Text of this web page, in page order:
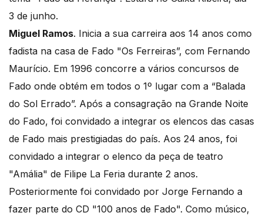
3 de junho.
Miguel Ramos. Inicia a sua carreira aos 14 anos como
fadista na casa de Fado "Os Ferreiras”, com Fernando
Maurício. Em 1996 concorre a vários concursos de
Fado onde obtém em todos o 1º lugar com a “Balada
do Sol Errado”. Após a consagração na Grande Noite
do Fado, foi convidado a integrar os elencos das casas
de Fado mais prestigiadas do país. Aos 24 anos, foi
convidado a integrar o elenco da peça de teatro
"Amália" de Filipe La Feria durante 2 anos.
Posteriormente foi convidado por Jorge Fernando a
fazer parte do CD "100 anos de Fado". Como músico,